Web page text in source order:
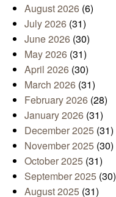
August 2026 (6)
July 2026 (31)
June 2026 (30)
May 2026 (31)
April 2026 (30)
March 2026 (31)
February 2026 (28)
January 2026 (31)
December 2025 (31)
November 2025 (30)
October 2025 (31)
September 2025 (30)
August 2025 (31)